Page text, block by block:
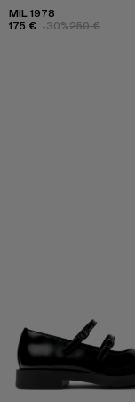
MIL 1978
175 € -30%250 €